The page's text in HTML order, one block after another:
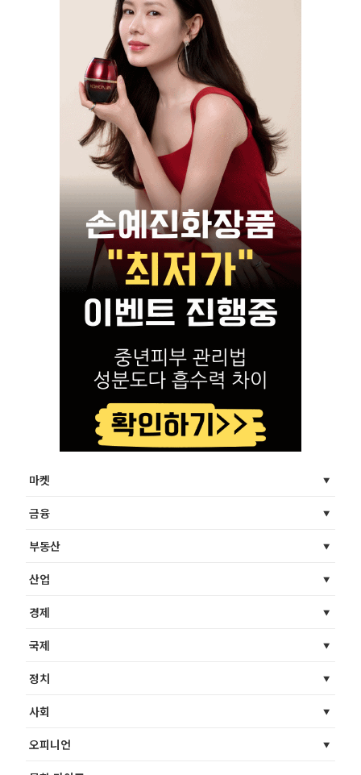
마켓
금융
부동산
산업
경제
국제
정치
사회
오피니언